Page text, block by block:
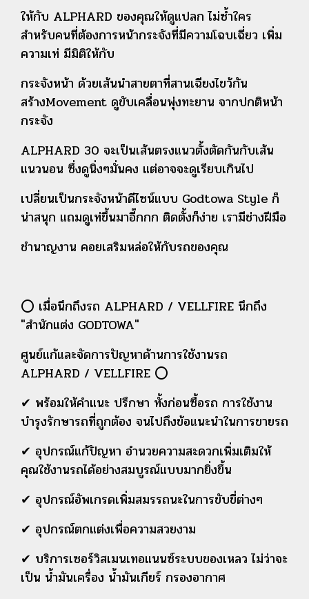
ให้กับ ALPHARD ของคุณให้ดูแปลก ไม่ซ้ำใคร
สำหรับคนที่ต้องการหน้ากระจังที่มีความโฉบเฉี่ยว เพิ่ม
ความเท่ มีมิติให้กับ
กระจังหน้า ด้วยเส้นนำสายตาที่สานเฉียงไขว้กัน
สร้างMovement ดูขับเคลื่อนพุ่งทะยาน จากปกติหน้า
กระจัง
ALPHARD 30 จะเป็นเส้นตรงแนวตั้งตัดกันกับเส้น
แนวนอน ซึ่งดูนิ่งๆมั่นคง แต่อาจจะดูเรียบเกินไป
เปลี่ยนเป็นกระจังหน้าดีไซน์แบบ Godtowa Style ก็
น่าสนุก แถมดูเท่ขึ้นมาอี๊กกก ติดตั้งก็ง่าย เรามีช่างฝีมือ
ชำนาญงาน คอยเสริมหล่อให้กับรถของคุณ
⭕ เมื่อนึกถึงรถ ALPHARD / VELLFIRE นึกถึง
"สำนักแต่ง GODTOWA"
ศูนย์แก้และจัดการปัญหาด้านการใช้งานรถ
ALPHARD / VELLFIRE ⭕
✔ พร้อมให้คำแนะ ปรึกษา ทั้งก่อนซื้อรถ การใช้งาน
บำรุงรักษารถที่ถูกต้อง จนไปถึงข้อแนะนำในการขายรถ
✔ อุปกรณ์แก้ปัญหา อำนวยความสะดวกเพิ่มเติมให้
คุณใช้งานรถได้อย่างสมบูรณ์แบบมากยิ่งขึ้น
✔ อุปกรณ์อัพเกรดเพิ่มสมรรถนะในการขับขี่ต่างๆ
✔ อุปกรณ์ตกแต่งเพื่อความสวยงาม
✔ บริการเซอร์วิสเมนเทอแนนซ์ระบบของเหลว ไม่ว่าจะ
เป็น น้ำมันเครื่อง น้ำมันเกียร์ กรองอากาศ